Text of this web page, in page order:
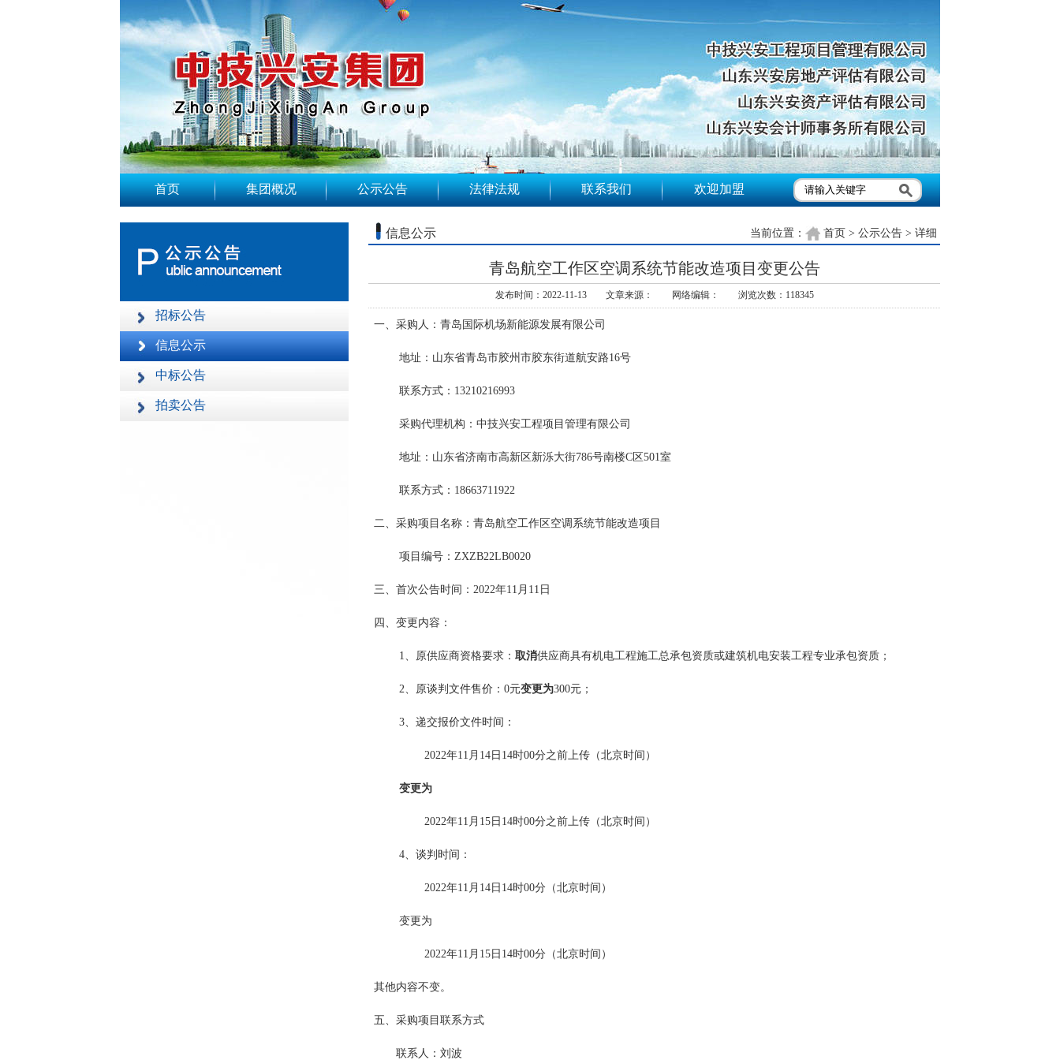
首页 集团概况 公示公告 法律法规 联系我们 欢迎加盟
招标公告
信息公示
中标公告
拍卖公告
信息公示 当前位置： 首页 > 公示公告 > 详细
青岛航空工作区空调系统节能改造项目变更公告
发布时间：2022-11-13 文章来源： 网络编辑： 浏览次数：118345
一、采购人：青岛国际机场新能源发展有限公司
地址：山东省青岛市胶州市胶东街道航安路16号
联系方式： 13210216993
采购代理机构：中技兴安工程项目管理有限公司
地址：山东省济南市高新区新泺大街786号南楼C 区501室
联系方式： 18663711922
二、采购项目名称：青岛航空工作区空调系统节能改造项目
项目编号： ZXZB22LB0020
三、首次公告时间： 2022年11 月 11 日
四、变更内容：
1、原供应商资格要求： 取消供应商具有机电工程施工总承包资质或建筑机电安装工程专业承包资质；
2、原谈判文件售价： 0元变更为300元；
3、递交报价文件时间：
2022年11 月 14 日 14时00分之前上传（北京时间）
变更为
2022年11 月 15 日 14时00分之前上传（北京时间）
4、谈判时间：
2022年11 月 14 日 14时00分（北京时间）
变更为
2022年11 月 15 日 14时00分（北京时间）
其他内容不变。
五、采购项目联系方式
联系人：刘波